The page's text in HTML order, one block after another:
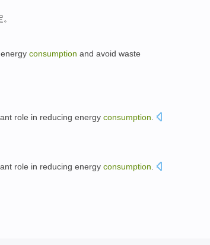
。
energy consumption and avoid waste
role in reducing energy consumption
role in reducing energy consumption